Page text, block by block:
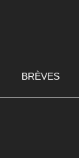
BRÈVES